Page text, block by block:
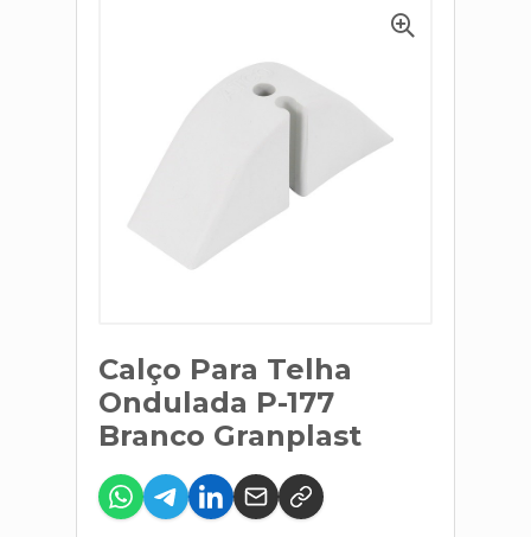
Calço Para Telha
Ondulada P-177
Branco Granplast